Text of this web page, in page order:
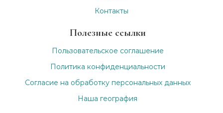
Контакты
Полезные ссылки
Пользовательское соглашение
Политика конфиденциальности
Согласие на обработку персональных данных
Наша география